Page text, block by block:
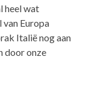
heel wat
van Europa
Italië nog aan
door onze